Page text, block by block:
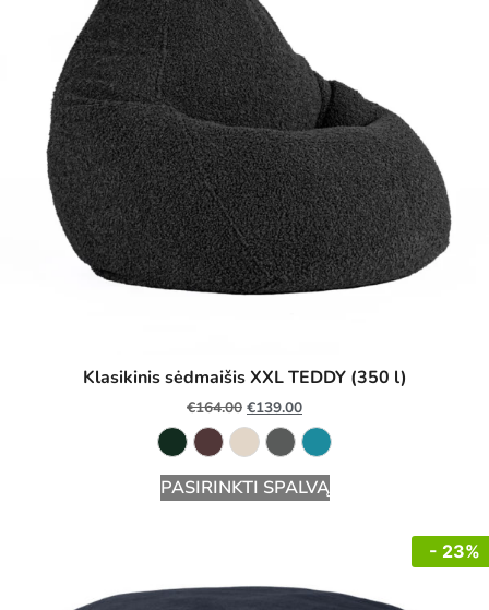
Klasikinis sėdmaišis XXL TEDDY (350 l)
€164.00 €139.00
PASIRINKTI SPALVĄ
- 23%